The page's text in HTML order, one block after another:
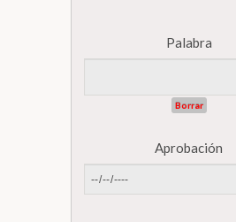
Palabra
Borrar
Aprobación